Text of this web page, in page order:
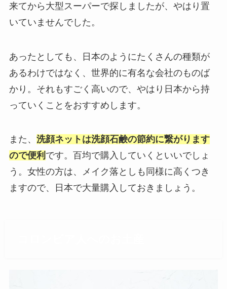
来てから大型スーパーで探しましたが、やはり置
いていませんでした。
あったとしても、日本のようにたくさんの種類が
あるわけではなく、世界的に有名な会社のものば
かり。それもすごく高いので、やはり日本から持
っていくことをおすすめします。
また、 洗顔ネットは洗顔石鹸の節約に繋がります
ので便利 です。百均で購入していくといいでしょ
う。女性の方は、メイク落としも同様に高くつき
ますので、日本で大量購入しておきましょう。